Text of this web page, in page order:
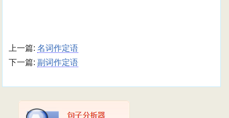
上一篇:名词作定语
下一篇:副词作定语